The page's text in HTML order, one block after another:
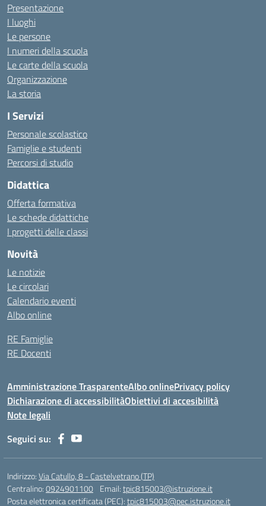
Presentazione
I luoghi
Le persone
I numeri della scuola
Le carte della scuola
Organizzazione
La storia
I Servizi
Personale scolastico
Famiglie e studenti
Percorsi di studio
Didattica
Offerta formativa
Le schede didattiche
I progetti delle classi
Novità
Le notizie
Le circolari
Calendario eventi
Albo online
RE Famiglie
RE Docenti
Amministrazione TrasparenteAlbo onlinePrivacy policy
Dichiarazione di accessibilitàObiettivi di accesibilità
Note legali
Seguici su:
Indirizzo:Via Catullo, 8 - Castelvetrano (TP)
Centralino:0924901100 Email:tpic815003@istruzione.it
Posta elettronica certificata (PEC):tpic815003@pec.istruzione.it